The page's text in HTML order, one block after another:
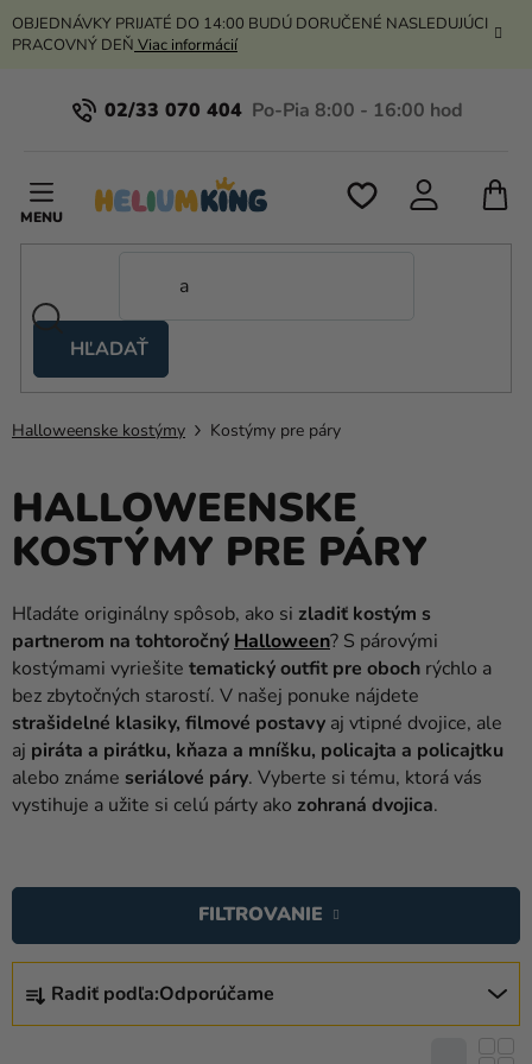
Prejsť
na
OBJEDNÁVKY PRIJATÉ DO 14:00 BUDÚ DORUČENÉ NASLEDUJÚCI
PRACOVNÝ DEŇ Viac informácií
02/33 070 404
HĽADAŤ
stany
Kanekalon
Hélium
a
balóny
Párty
Výzdoba
a
doplnky
Karnevalové
kostýmy a
Pečenie
Novinky
Halloweenske kostýmy Kostýmy pre páry
HALLOWEENSKE
KOSTÝMY PRE PÁRY
Hľadáte originálny spôsob, ako si zladiť kostým s
partnerom na tohtoročný Halloween? S párovými
kostýmami vyriešite tematický outfit pre oboch rýchlo a
bez zbytočných starostí. V našej ponuke nájdete
strašidelné klasiky, filmové postavy aj vtipné dvojice, ale
aj piráta a pirátku, kňaza a mníšku, policajta a policajtku
alebo známe seriálové páry. Vyberte si tému, ktorá vás
vystihuje a užite si celú párty ako zohraná dvojica.
A
D
Radiť podľa:Odporúčame
FILTROVANIE
Ý
P
I
S
P